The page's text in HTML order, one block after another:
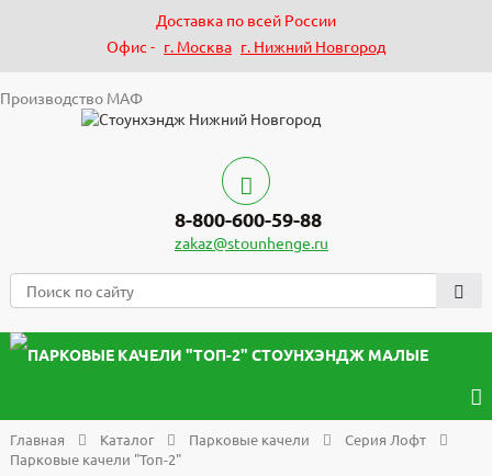
Доставка по всей России
Офис - г. Москва г. Нижний Новгород
Производство МАФ
8-800-600-59-88
zakaz@stounhenge.ru
Главная Каталог Парковые качели
Серия Лофт
Парковые качели "Топ-2"